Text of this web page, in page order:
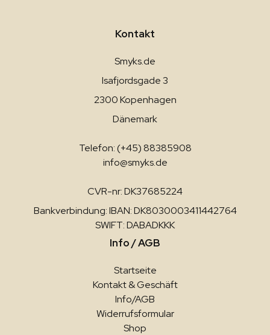
Kontakt
Smyks.de
Isafjordsgade 3
2300 Kopenhagen
Dänemark
Telefon: (+45) 88385908
info@smyks.de
CVR-nr: DK37685224
Bankverbindung: IBAN: DK8030003411442764
SWIFT: DABADKKK
Info / AGB
Startseite
Kontakt & Geschäft
Info/AGB
Widerrufsformular
Shop